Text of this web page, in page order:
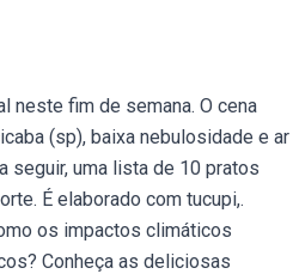
neste fim de semana. O cena
(sp), baixa nebulosidade e ar
seguir, uma lista de 10 pratos
É elaborado com tucupi,.
os impactos climáticos
Conheça as deliciosas